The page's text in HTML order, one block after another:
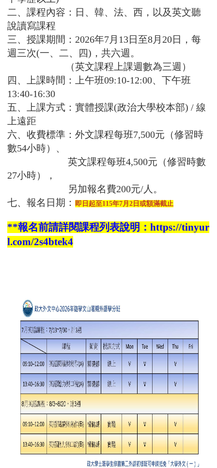
二、課程內容：日、韓、法、西，以及英文聽
說讀寫課程
三、授課期間：2026年7月13日至8月20日，每
週三次(一、二、四)，共六週。
（英文課程上課週數為三週）
四、上課時間：上午班09:10-12:00、下午班
13:40-16:30
五、上課方式：實體授課(政治大學校本部) / 線
上遠距
六、收費標準： 外文課程每班7,500元（修習時
數54小時）、
英文課程每班4,500元（修習時數
27小時），
另加報名費200元/人。
七、報名日期： 即日起至115年7月2日或額滿截止
**報名前請詳閱課程列表說明： https://tinyur
l.com/2s4btek4